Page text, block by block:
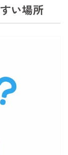
い場所